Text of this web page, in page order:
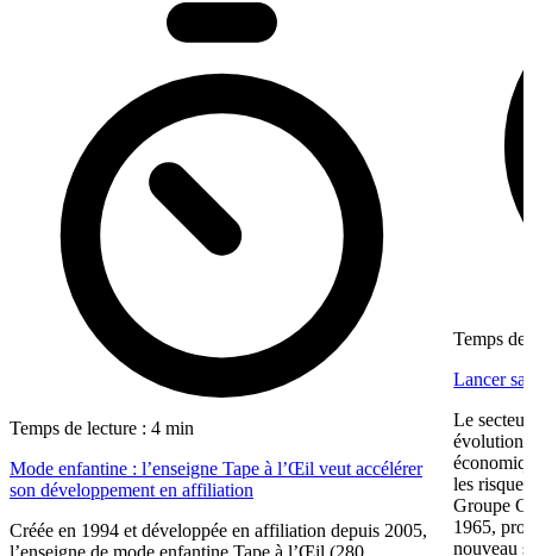
Temps de lecture : 4 min
Mode enfantine : l’enseigne Tape à l’Œil veut accélérer
son développement en affiliation
Créée en 1994 et développée en affiliation depuis 2005,
l’enseigne de mode enfantine Tape à l’Œil (280
Temps de
Lancer sa
Le
évolution
les
Groupe
1965,
nouveau